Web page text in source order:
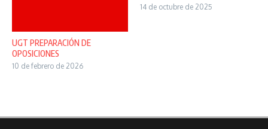
UGT PREPARACIÓN DE
OPOSICIONES
10 de febrero de 2026
14 de octubre de 2025